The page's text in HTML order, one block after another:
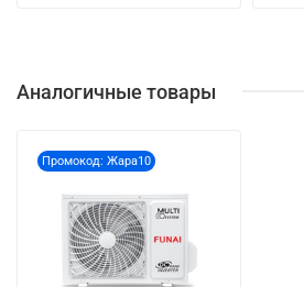
Аналогичные товары
Промокод: Жара10